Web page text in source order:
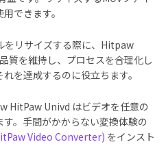
できます。
をリサイズする際に、Hitpaw
質を維持し、プロセスを合理化し
を達成するのに役立ちます。
HitPaw Univd はビデオを任意の
。手間がかからない変換体験の
Video Converter) をインスト